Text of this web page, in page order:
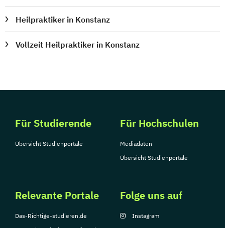
Heilpraktiker in Konstanz
Vollzeit Heilpraktiker in Konstanz
Für Studierende
Übersicht Studienportale
Für Hochschulen
Mediadaten
Übersicht Studienportale
Relevante Portale
Das-Richtige-studieren.de
Folge uns auf
Instagram